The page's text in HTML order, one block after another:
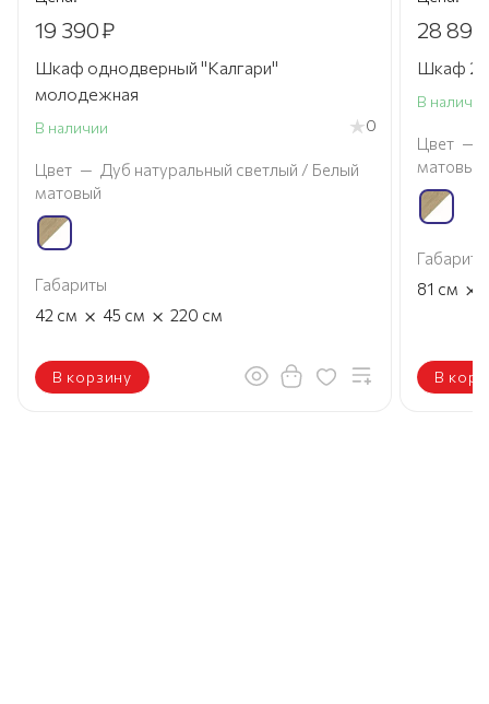
19 390₽
Шкаф однодверный "Калгари"
молодежная
В наличии 0
Цвет — Дуб натуральный светлый / Белый
матовый
Габариты
42 см × 45 см × 220 см
В корзину
28 890
Шкаф 2
В наличии
Цвет —
матовый
Габариты
81 см ×
В